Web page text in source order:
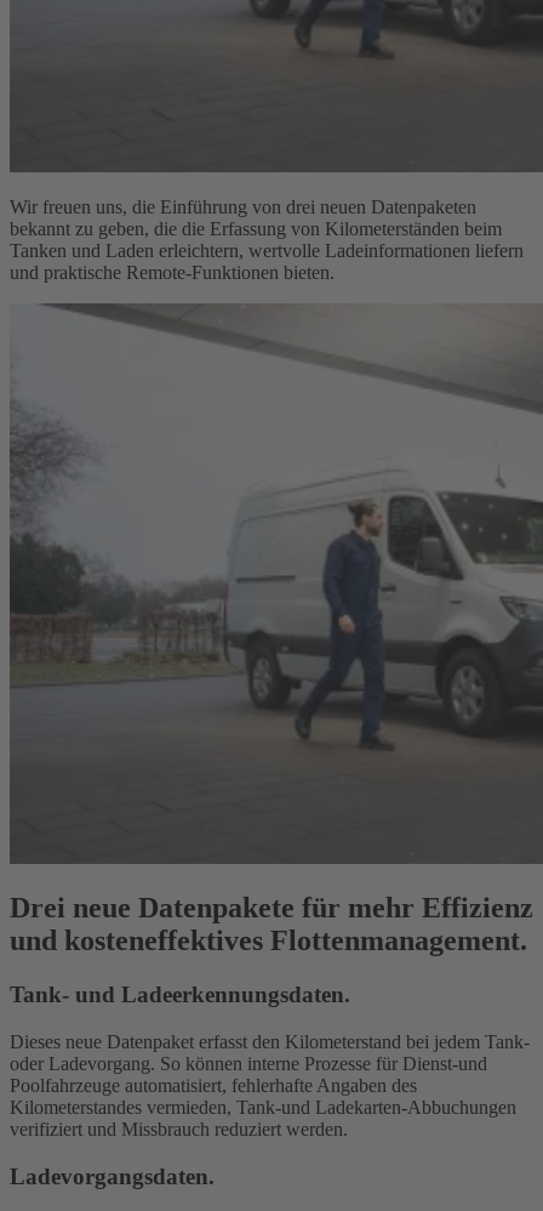
Wir freuen uns, die Einführung von drei neuen Datenpaketen
bekannt zu geben, die die Erfassung von Kilometerständen beim
Tanken und Laden erleichtern, wertvolle Ladeinformationen liefern
und praktische Remote-Funktionen bieten.
Drei neue Datenpakete für mehr Effizienz
und kosteneffektives Flottenmanagement.
Tank- und Ladeerkennungsdaten.
Dieses neue Datenpaket erfasst den Kilometerstand bei jedem Tank-
oder Ladevorgang. So können interne Prozesse für Dienst-und
Poolfahrzeuge automatisiert, fehlerhafte Angaben des
Kilometerstandes vermieden, Tank-und Ladekarten-Abbuchungen
verifiziert und Missbrauch reduziert werden.
Ladevorgangsdaten.